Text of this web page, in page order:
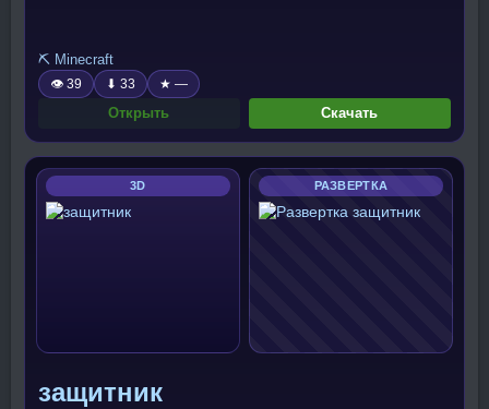
⛏️ Minecraft
👁 39 ⬇ 33 ★ —
Открыть Скачать
3D РАЗВЕРТКА
защитник